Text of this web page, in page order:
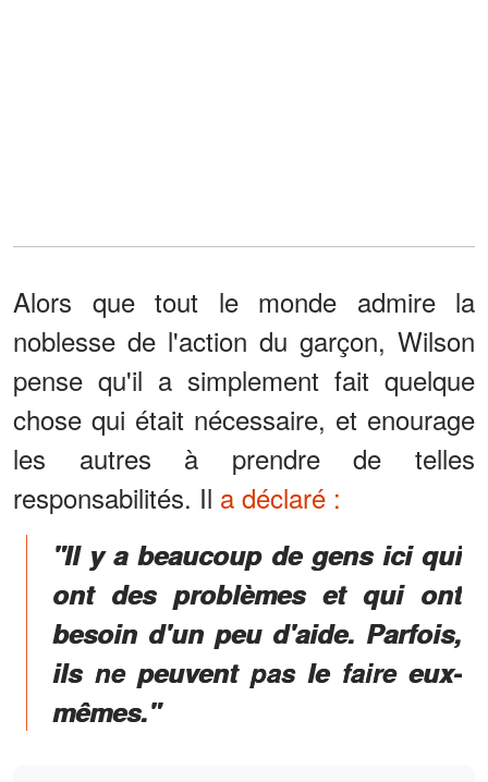
Alors que tout le monde admire la
noblesse de l'action du garçon, Wilson
pense qu'il a simplement fait quelque
chose qui était nécessaire, et enourage
les autres à prendre de telles
responsabilités. Il a déclaré :
"Il y a beaucoup de gens ici qui
ont des problèmes et qui ont
besoin d'un peu d'aide. Parfois,
ils ne peuvent pas le faire eux-
mêmes."